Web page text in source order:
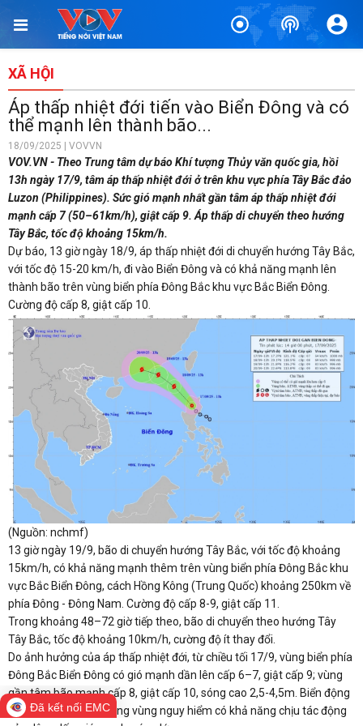
XÃ HỘI
Áp thấp nhiệt đới tiến vào Biển Đông và có
thể mạnh lên thành bão...
18/09/2025 | VOVVN
VOV.VN - Theo Trung tâm dự báo Khí tượng Thủy văn quốc gia, hồi
13h ngày 17/9, tâm áp thấp nhiệt đới ở trên khu vực phía Tây Bắc đảo
Luzon (Philippines). Sức gió mạnh nhất gần tâm áp thấp nhiệt đới
mạnh cấp 7 (50–61km/h), giật cấp 9. Áp thấp di chuyển theo hướng
Tây Bắc, tốc độ khoảng 15km/h.
Dự báo, 13 giờ ngày 18/9, áp thấp nhiệt đới di chuyển hướng Tây Bắc,
với tốc độ 15-20 km/h, đi vào Biển Đông và có khả năng mạnh lên
thành bão trên vùng biển phía Đông Bắc khu vực Bắc Biển Đông.
Cường độ cấp 8, giật cấp 10.
(Nguồn: nchmf)
13 giờ ngày 19/9, bão di chuyển hướng Tây Bắc, với tốc độ khoảng
15km/h, có khả năng mạnh thêm trên vùng biển phía Đông Bắc khu
vực Bắc Biển Đông, cách Hồng Kông (Trung Quốc) khoảng 250km về
phía Đông - Đông Nam. Cường độ cấp 8-9, giật cấp 11.
Trong khoảng 48–72 giờ tiếp theo, bão di chuyển theo hướng Tây
Tây Bắc, tốc độ khoảng 10km/h, cường độ ít thay đổi.
Do ảnh hưởng của áp thấp nhiệt đới, từ chiều tối 17/9, vùng biển phía
Đông Bắc Biển Đông có gió mạnh dần lên cấp 6–7, giật cấp 9; vùng
gần tâm bão mạnh cấp 8, giật cấp 10, sóng cao 2,5-4,5m. Biển động
mạnh. Tàu thuyền trong vùng nguy hiểm có khả năng chịu tác động
Đã kết nối EMC